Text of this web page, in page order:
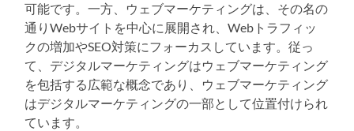
可能です。一方、ウェブマーケティングは、その名の
通りWebサイトを中心に展開され、Webトラフィッ
クの増加やSEO対策にフォーカスしています。従っ
て、デジタルマーケティングはウェブマーケティング
を包括する広範な概念であり、ウェブマーケティング
はデジタルマーケティングの一部として位置付けられ
ています。